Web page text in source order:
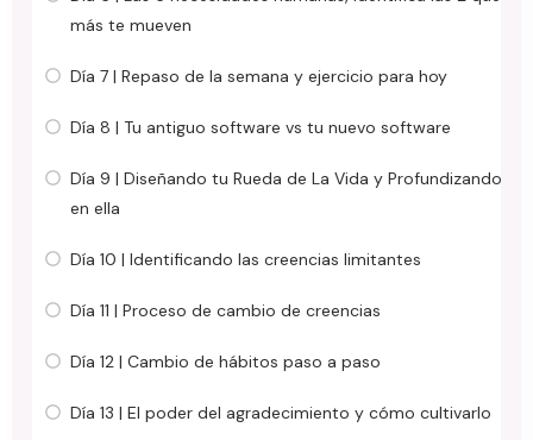
más te mueven
Día 7 | Repaso de la semana y ejercicio para hoy
Día 8 | Tu antiguo software vs tu nuevo software
Día 9 | Diseñando tu Rueda de La Vida y Profundizando
en ella
Día 10 | Identificando las creencias limitantes
Día 11 | Proceso de cambio de creencias
Día 12 | Cambio de hábitos paso a paso
Día 13 | El poder del agradecimiento y cómo cultivarlo